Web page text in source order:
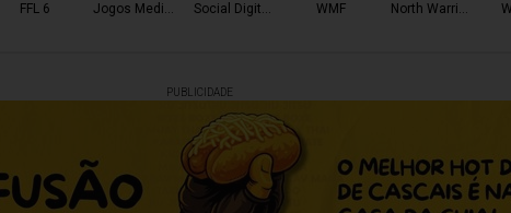
FFL 6 Jogos MediterrâneoSocial Digital Fight WMF North Warriors
PUBLICIDADE